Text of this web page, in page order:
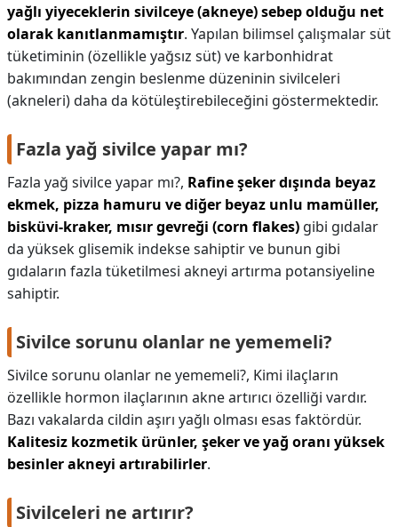
yağlı yiyeceklerin sivilceye (akneye) sebep olduğu net
olarak kanıtlanmamıştır. Yapılan bilimsel çalışmalar süt
tüketiminin (özellikle yağsız süt) ve karbonhidrat
bakımından zengin beslenme düzeninin sivilceleri
(akneleri) daha da kötüleştirebileceğini göstermektedir.
Fazla yağ sivilce yapar mı?
Fazla yağ sivilce yapar mı?, Rafine şeker dışında beyaz
ekmek, pizza hamuru ve diğer beyaz unlu mamüller,
bisküvi-kraker, mısır gevreği (corn flakes) gibi gıdalar
da yüksek glisemik indekse sahiptir ve bunun gibi
gıdaların fazla tüketilmesi akneyi artırma potansiyeline
sahiptir.
Sivilce sorunu olanlar ne yememeli?
Sivilce sorunu olanlar ne yememeli?, Kimi ilaçların
özellikle hormon ilaçlarının akne artırıcı özelliği vardır.
Bazı vakalarda cildin aşırı yağlı olması esas faktördür.
Kalitesiz kozmetik ürünler, şeker ve yağ oranı yüksek
besinler akneyi artırabilirler.
Sivilceleri ne artırır?